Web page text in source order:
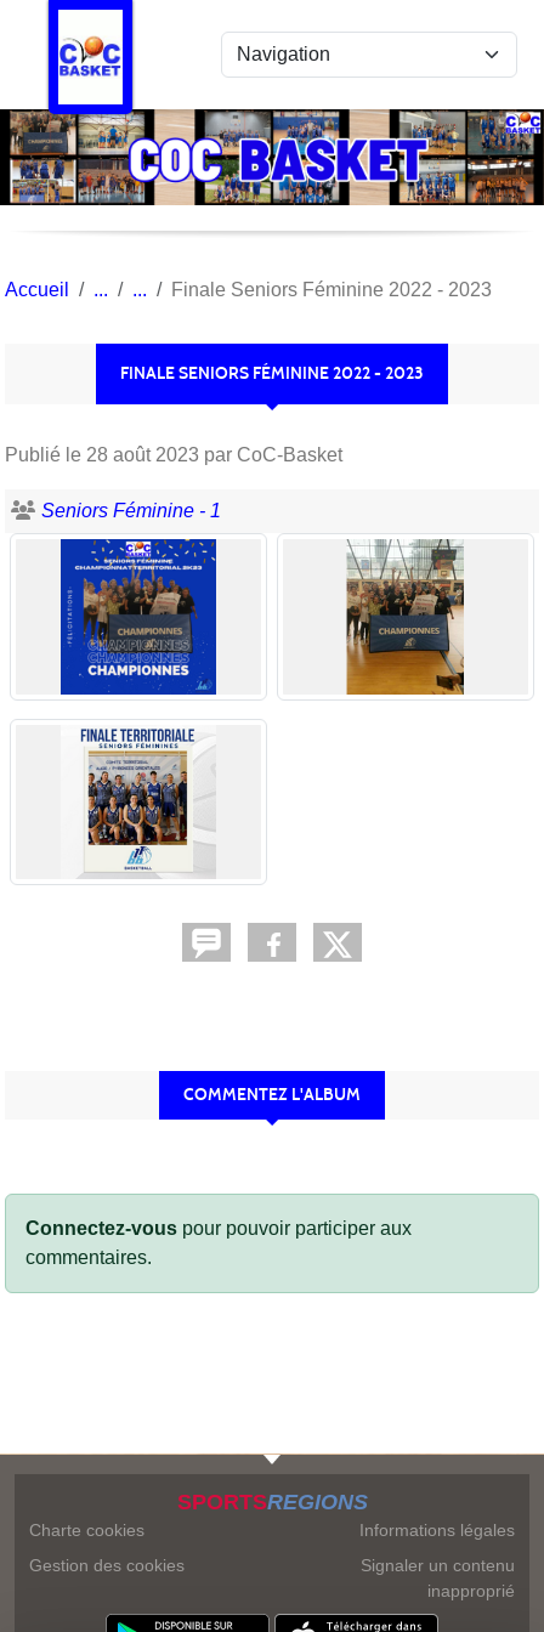
Accueil Finale Seniors Féminine 2022 - 2023
FINALE SENIORS FÉMININE 2022 - 2023
Publié le 28 août 2023 par CoC-Basket
Seniors Féminine - 1
COMMENTEZ L'ALBUM
Connectez-vous pour pouvoir participer aux
commentaires.
SPORTSREGIONS
Charte cookies
Gestion des cookies
Informations légales
Signaler un contenu
inapproprié
Panneau de gestion des cookies